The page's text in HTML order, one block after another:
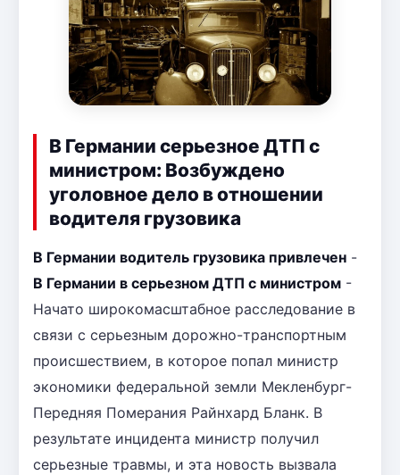
В Германии серьезное ДТП с
министром: Возбуждено
уголовное дело в отношении
водителя грузовика
В Германии водитель грузовика привлечен -
В Германии в серьезном ДТП с министром -
Начато широкомасштабное расследование в
связи с серьезным дорожно-транспортным
происшествием, в которое попал министр
экономики федеральной земли Мекленбург-
Передняя Померания Райнхард Бланк. В
результате инцидента министр получил
серьезные травмы, и эта новость вызвала